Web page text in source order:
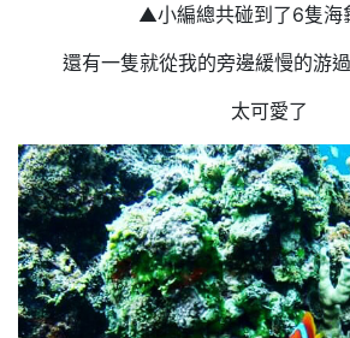
▲小編總共碰到了6隻海
還有一隻就從我的旁邊緩慢的游
太可愛了​